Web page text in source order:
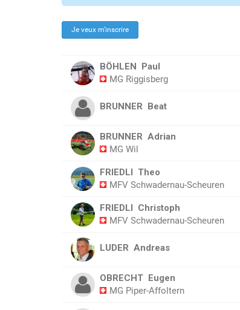
BÖHLEN Paul
MG Riggisberg
BRUNNER Beat
BRUNNER Adrian
MG Wil
FRIEDLI Theo
MFV Schwadernau-Scheuren
FRIEDLI Christoph
MFV Schwadernau-Scheuren
LUDER Andreas
OBRECHT Eugen
MG Piper-Affoltern